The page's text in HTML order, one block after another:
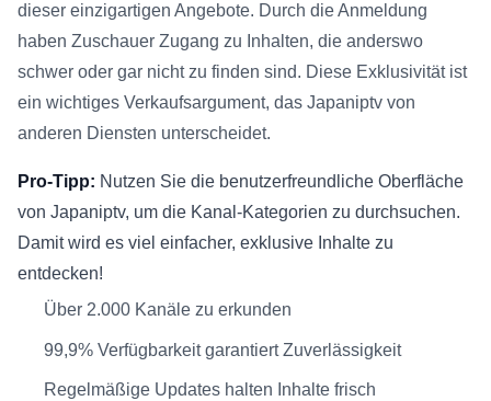
dieser einzigartigen Angebote. Durch die Anmeldung
haben Zuschauer Zugang zu Inhalten, die anderswo
schwer oder gar nicht zu finden sind. Diese Exklusivität ist
ein wichtiges Verkaufsargument, das Japaniptv von
anderen Diensten unterscheidet.
Pro-Tipp: Nutzen Sie die benutzerfreundliche Oberfläche
von Japaniptv, um die Kanal-Kategorien zu durchsuchen.
Damit wird es viel einfacher, exklusive Inhalte zu
entdecken!
Über 2.000 Kanäle zu erkunden
99,9% Verfügbarkeit garantiert Zuverlässigkeit
Regelmäßige Updates halten Inhalte frisch